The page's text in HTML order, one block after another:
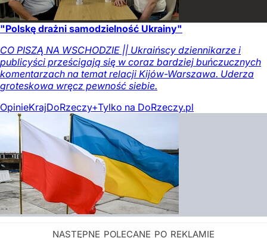
"Polskę drażni samodzielność Ukrainy"
CO PISZĄ NA WSCHODZIE || Ukraińscy dziennikarze i
publicyści prześcigają się w coraz bardziej buńczucznych
komentarzach na temat relacji Kijów-Warszawa. Uderza
groteskowa wręcz pewność siebie.
OpinieKrajDoRzeczy+Tylko na DoRzeczy.pl